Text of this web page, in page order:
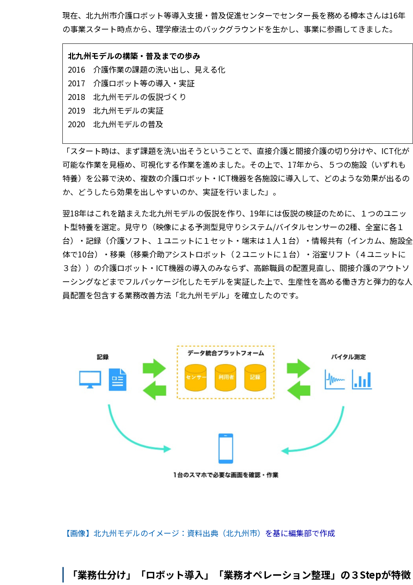
現在、北九州市介護ロボット等導入支援・普及促進センターでセンター長を務める樽本さんは16年
の事業スタート時点から、理学療法士のバックグラウンドを生かし、事業に参画してきました。
北九州モデルの構築・普及までの歩み
2016 介護作業の課題の洗い出し、見える化
2017 介護ロボット等の導入・実証
2018 北九州モデルの仮説づくり
2019 北九州モデルの実証
2020 北九州モデルの普及
「スタート時は、まず課題を洗い出そうということで、直接介護と間接介護の切り分けや、ICT化が
可能な作業を見極め、可視化する作業を進めました。その上で、17年から、５つの施設（いずれも
特養）を公募で決め、複数の介護ロボット・ICT機器を各施設に導入して、どのような効果が出るの
か、どうしたら効果を出しやすいのか、実証を行いました」。
翌18年はこれを踏まえた北九州モデルの仮説を作り、19年には仮説の検証のために、１つのユニッ
ト型特養を選定。見守り（映像による予測型見守りシステム/バイタルセンサーの2種、全室に各１
台）・記録（介護ソフト、１ユニットに１セット・端末は１人１台）・情報共有（インカム、施設全
体で10台）・移乗（移乗介助アシストロボット（２ユニットに１台）・浴室リフト（４ユニットに
３台））の介護ロボット・ICT機器の導入のみならず、高齢職員の配置見直し、間接介護のアウトソ
ーシングなどまでフルパッケージ化したモデルを実証した上で、生産性を高める働き方と弾力的な人
員配置を包含する業務改善方法「北九州モデル」を確立したのです。
【画像】北九州モデルのイメージ：資料出典（北九州市） を基に編集部で作成
「業務仕分け」「ロボット導入」「業務オペレーション整理」の３Stepが特徴